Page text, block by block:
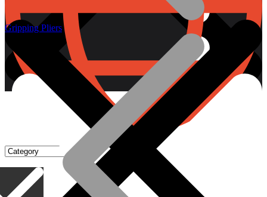
Gripping Pliers
Gripping Pliers